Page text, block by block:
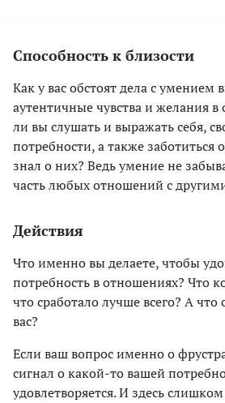
Способность к близости
Как у вас обстоят дела с умением
аутентичные чувства и желания
ли вы слушать и выражать себя,
потребности, а также заботиться
знал о них? Ведь умение не
часть любых отношений с
Действия
Что именно вы делаете, чтобы
потребность в отношениях? Что
что сработало лучше всего? А что
вас?
Если ваш вопрос именно о
сигнал о какой-то вашей
удовлетворяется. И здесь